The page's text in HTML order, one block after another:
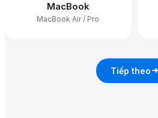
MacBook
MacBook Air / Pro
Tiếp theo